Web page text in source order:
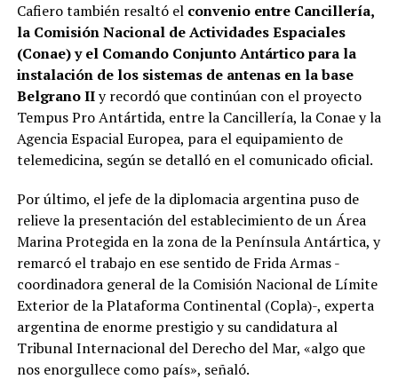
Cafiero también resaltó elconvenio entre Cancillería,
la Comisión Nacional de Actividades Espaciales
(Conae) y el Comando Conjunto Antártico para la
instalación de los sistemas de antenas en la base
Belgrano IIy recordó que continúan con el proyecto
Tempus Pro Antártida, entre la Cancillería, la Conae y la
Agencia Espacial Europea, para el equipamiento de
telemedicina, según se detalló en el comunicado oficial.
Por último, el jefe de la diplomacia argentina puso de
relieve la presentación del establecimiento de un Área
Marina Protegida en la zona de la Península Antártica, y
remarcó el trabajo en ese sentido de Frida Armas -
coordinadora general de la Comisión Nacional de Límite
Exterior de la Plataforma Continental (Copla)-, experta
argentina de enorme prestigio y su candidatura al
Tribunal Internacional del Derecho del Mar, «algo que
nos enorgullece como país», señaló.